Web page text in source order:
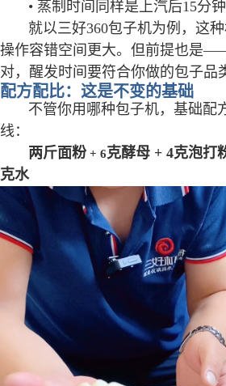
• 蒸制时间同样是上汽后15分钟
就以三好360包子机为例，这
操作容错空间更大。但前提也是
对，醒发时间要符合你做的包子品
配方配比：这是不变的基础
不管你用哪种包子机，基础配
线：
两斤面粉 + 6克酵母 + 4克泡打
克水